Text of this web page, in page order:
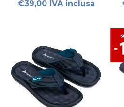
€39,00 IVA inclusa